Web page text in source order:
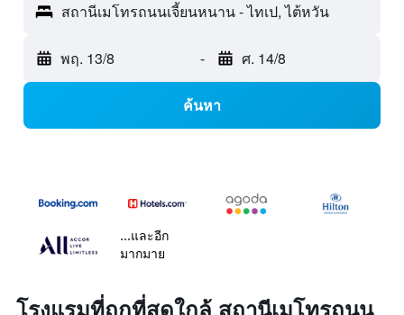
สถานีเมโทรถนนเจี้ยนหนาน - ไทเป, ไต้หวัน
พฤ. 13/8 - ศ. 14/8
ค้นหา
...และอีก
มากมาย
โรงแรมที่ถูกที่สุดใกล้ สถานีเมโทรถนน